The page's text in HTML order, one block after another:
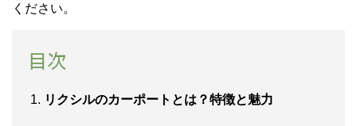
ください。
目次
リクシルのカーポートとは？特徴と魅力